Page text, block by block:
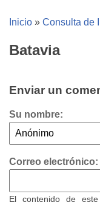
Inicio » Consulta de
Batavia
Enviar un
Su nombre:
Correo electrónico:
El contenido de